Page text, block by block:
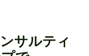
サルティ